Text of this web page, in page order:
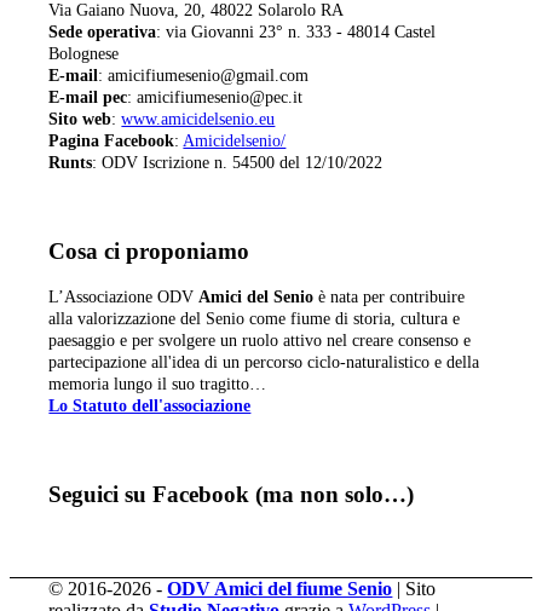
Via Gaiano Nuova, 20, 48022 Solarolo RA
Sede operativa: via Giovanni 23° n. 333 - 48014 Castel
Bolognese
E-mail: amicifiumesenio@gmail.com
E-mail pec: amicifiumesenio@pec.it
Sito web:www.amicidelsenio.eu
Pagina Facebook:Amicidelsenio/
Runts: ODV Iscrizione n. 54500 del 12/10/2022
Cosa ci proponiamo
L’Associazione ODVAmici del Senio è nata per contribuire
alla valorizzazione del Senio come fiume di storia, cultura e
paesaggio e per svolgere un ruolo attivo nel creare consenso e
partecipazione all'idea di un percorso ciclo-naturalistico e della
memoria lungo il suo tragitto…
Lo Statuto dell'associazione
Seguici su Facebook (ma non solo…)
© 2016-2026 -ODV Amici del fiume Senio | Sito